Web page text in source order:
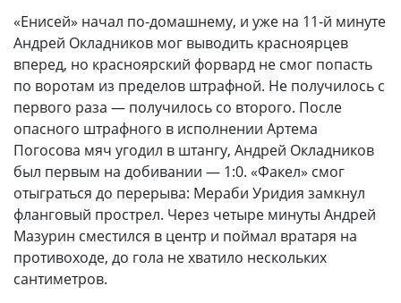
«Енисей» начал по-домашнему, и уже на 11-й минуте
Андрей Окладников мог выводить красноярцев
вперед, но красноярский форвард не смог попасть
по воротам из пределов штрафной. Не получилось с
первого раза — получилось со второго. После
опасного штрафного в исполнении Артема
Погосова мяч угодил в штангу, Андрей Окладников
был первым на добивании — 1:0. «Факел» смог
отыграться до перерыва: Мераби Уридия замкнул
фланговый прострел. Через четыре минуты Андрей
Мазурин сместился в центр и поймал вратаря на
противоходе, до гола не хватило нескольких
сантиметров.